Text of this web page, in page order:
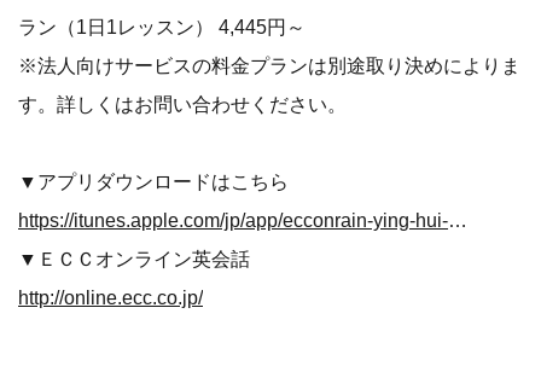
ラン（1日1レッスン） 4,445円～
※法人向けサービスの料金プランは別途取り決めによりま
す。詳しくはお問い合わせください。
▼アプリダウンロードはこちら
https://itunes.apple.com/jp/app/ecconrain-ying-hui-hua/id1019612338?mt=8
▼ＥＣＣオンライン英会話
http://online.ecc.co.jp/